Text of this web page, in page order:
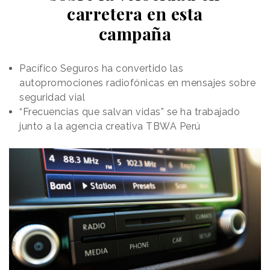
convertir el uso del producto en un gesto sostenible.
La intención de la campaña, tal y como expresan
carretera en esta
campaña
Pacífico Seguros ha convertido las
autopromociones radiofónicas en mensajes sobre
seguridad vial
“Frecuencias que salvan vidas” se ha trabajado
junto a la agencia creativa TBWA Perú